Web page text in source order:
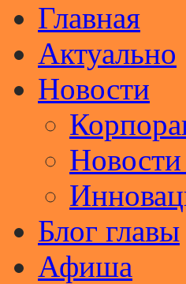
Главная
Актуально
Новости
Новости
Блог главы
Афиша